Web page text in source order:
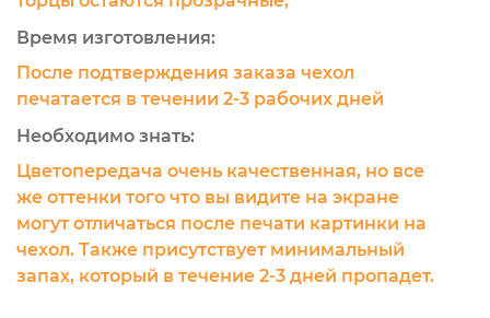
Время изготовления:
После подтверждения заказа чехол
печатается в течении 2-3 рабочих дней
Необходимо знать:
Цветопередача очень качественная, но все
же оттенки того что вы видите на экране
могут отличаться после печати картинки на
чехол. Также присутствует минимальный
запах, который в течение 2-3 дней пропадет.